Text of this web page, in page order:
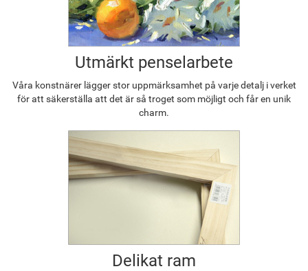
Utmärkt penselarbete
Våra konstnärer lägger stor uppmärksamhet på varje detalj i verket
för att säkerställa att det är så troget som möjligt och får en unik
charm.
Delikat ram